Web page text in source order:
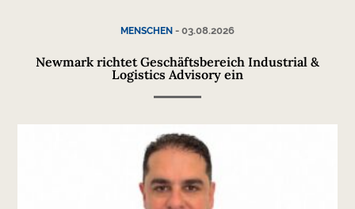
MENSCHEN - 03.08.2026
Newmark richtet Geschäftsbereich Industrial &
Logistics Advisory ein